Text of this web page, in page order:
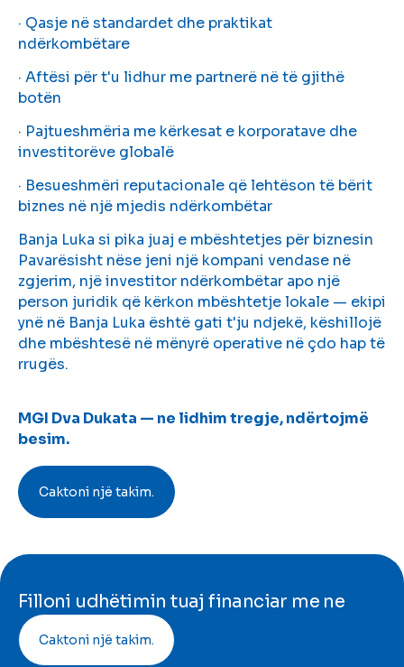
· Qasje në standardet dhe praktikat
ndërkombëtare
· Aftësi për t'u lidhur me partnerë në të gjithë
botën
· Pajtueshmëria me kërkesat e korporatave dhe
investitorëve globalë
· Besueshmëri reputacionale që lehtëson të bërit
biznes në një mjedis ndërkombëtar
Banja Luka si pika juaj e mbështetjes për biznesin
Pavarësisht nëse jeni një kompani vendase në
zgjerim, një investitor ndërkombëtar apo një
person juridik që kërkon mbështetje lokale — ekipi
ynë në Banja Luka është gati t'ju ndjekë, këshillojë
dhe mbështesë në mënyrë operative në çdo hap të
rrugës.
MGI Dva Dukata — ne lidhim tregje, ndërtojmë
besim.
Caktoni një takim.
Filloni udhëtimin tuaj financiar me ne
Caktoni një takim.